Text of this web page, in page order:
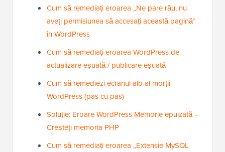
Cum să remediați eroarea „Ne pare rău, nu
aveți permisiunea să accesați această pagină”
în WordPress
Cum să remediați eroarea WordPress de
actualizare eșuată / publicare eșuată
Cum să remediezi ecranul alb al morții
WordPress (pas cu pas)
Soluție: Eroare WordPress Memorie epuizată –
Creșteți memoria PHP
Cum să remediați eroarea „Extensie MySQL